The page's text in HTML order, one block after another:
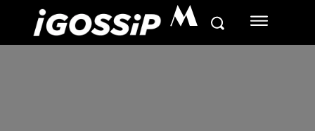
M